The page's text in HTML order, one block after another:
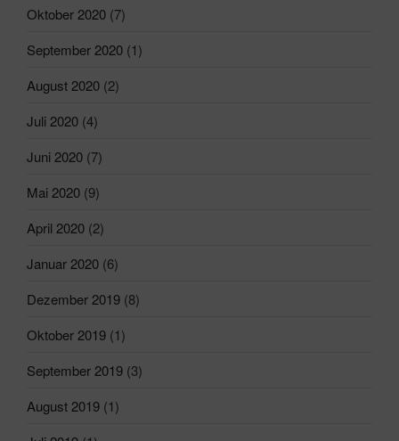
Oktober 2020 (7)
September 2020 (1)
August 2020 (2)
Juli 2020 (4)
Juni 2020 (7)
Mai 2020 (9)
April 2020 (2)
Januar 2020 (6)
Dezember 2019 (8)
Oktober 2019 (1)
September 2019 (3)
August 2019 (1)